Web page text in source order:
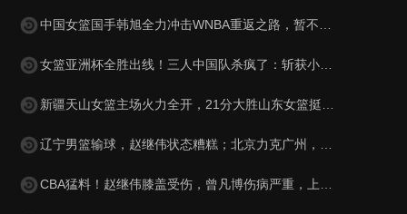
中国女篮国手韩旭全力冲击WNBA重返之路，暂不回归WCBA聚焦顶级赛场
女篮亚洲杯全胜出线！三人中国队杀疯了：斩获小组第1晋级8强
新疆天山女篮主场火力全开，21分大胜山东女篮挺进半决赛，武桐桐助攻如潮，将对手已经击溃，战斗到底，实力无可争议！
辽宁男篮输球，赵继伟状态糟糕；北京力克广州，三将表现出色；上海15连胜，洛夫顿闹情绪
CBA猛料！赵继伟膝盖受伤，曾凡博伤病严重，上海男篮将帅不合！